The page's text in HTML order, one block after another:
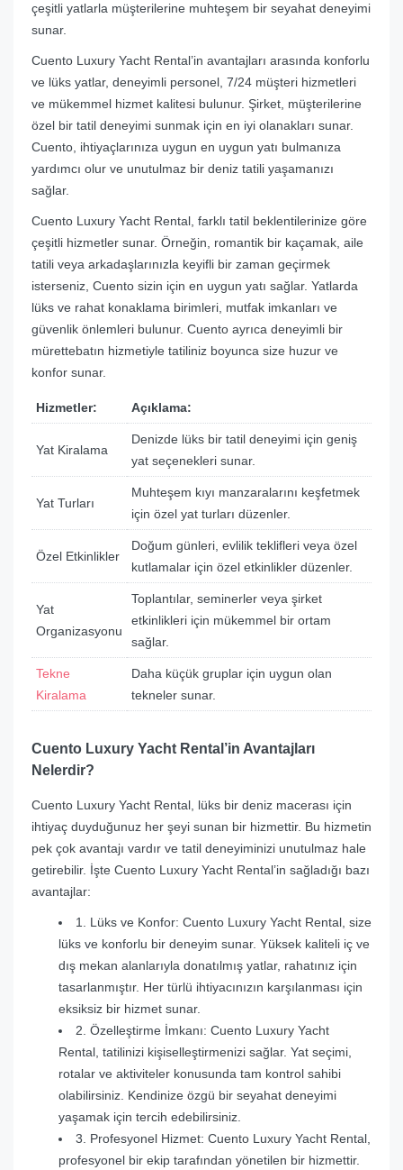
çeşitli yatlarla müşterilerine muhteşem bir seyahat deneyimi
sunar.
Cuento Luxury Yacht Rental’in avantajları arasında konforlu
ve lüks yatlar, deneyimli personel, 7/24 müşteri hizmetleri
ve mükemmel hizmet kalitesi bulunur. Şirket, müşterilerine
özel bir tatil deneyimi sunmak için en iyi olanakları sunar.
Cuento, ihtiyaçlarınıza uygun en uygun yatı bulmanıza
yardımcı olur ve unutulmaz bir deniz tatili yaşamanızı
sağlar.
Cuento Luxury Yacht Rental, farklı tatil beklentilerinize göre
çeşitli hizmetler sunar. Örneğin, romantik bir kaçamak, aile
tatili veya arkadaşlarınızla keyifli bir zaman geçirmek
isterseniz, Cuento sizin için en uygun yatı sağlar. Yatlarda
lüks ve rahat konaklama birimleri, mutfak imkanları ve
güvenlik önlemleri bulunur. Cuento ayrıca deneyimli bir
mürettebatın hizmetiyle tatiliniz boyunca size huzur ve
konfor sunar.
Hizmetler: Açıklama:
Yat Kiralama
Denizde lüks bir tatil deneyimi için geniş
yat seçenekleri sunar.
Yat Turları
Muhteşem kıyı manzaralarını keşfetmek
için özel yat turları düzenler.
Özel Etkinlikler
Doğum günleri, evlilik teklifleri veya özel
kutlamalar için özel etkinlikler düzenler.
Yat
Organizasyonu
Toplantılar, seminerler veya şirket
etkinlikleri için mükemmel bir ortam
sağlar.
Tekne
Kiralama
Daha küçük gruplar için uygun olan
tekneler sunar.
Cuento Luxury Yacht Rental’in Avantajları
Nelerdir?
Cuento Luxury Yacht Rental, lüks bir deniz macerası için
ihtiyaç duyduğunuz her şeyi sunan bir hizmettir. Bu hizmetin
pek çok avantajı vardır ve tatil deneyiminizi unutulmaz hale
getirebilir. İşte Cuento Luxury Yacht Rental’in sağladığı bazı
avantajlar:
1. Lüks ve Konfor: Cuento Luxury Yacht Rental, size
lüks ve konforlu bir deneyim sunar. Yüksek kaliteli iç ve
dış mekan alanlarıyla donatılmış yatlar, rahatınız için
tasarlanmıştır. Her türlü ihtiyacınızın karşılanması için
eksiksiz bir hizmet sunar.
2. Özelleştirme İmkanı: Cuento Luxury Yacht
Rental, tatilinizi kişiselleştirmenizi sağlar. Yat seçimi,
rotalar ve aktiviteler konusunda tam kontrol sahibi
olabilirsiniz. Kendinize özgü bir seyahat deneyimi
yaşamak için tercih edebilirsiniz.
3. Profesyonel Hizmet: Cuento Luxury Yacht Rental,
profesyonel bir ekip tarafından yönetilen bir hizmettir.